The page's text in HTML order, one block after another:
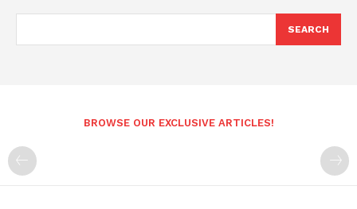
SEARCH
BROWSE OUR EXCLUSIVE ARTICLES!